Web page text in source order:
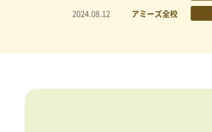
2024.08.12 アミーズ全校